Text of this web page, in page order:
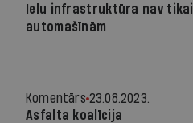
Ielu infrastruktūra nav tikai
automašīnām
Komentārs 23.08.2023.
Asfalta koalīcija